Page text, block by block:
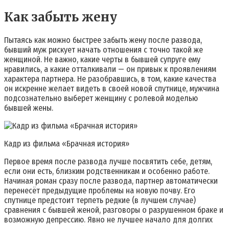
Как забыть жену
Пытаясь как можно быстрее забыть жену после развода,
бывший муж рискует начать отношения с точно такой же
женщиной. Не важно, какие черты в бывшей супруге ему
нравились, а какие отталкивали — он привык к проявлениям
характера партнера. Не разобравшись, в том, какие качества
он искренне желает видеть в своей новой спутнице, мужчина
подсознательно выберет женщину с ролевой моделью
бывшей жены.
Кадр из фильма «Брачная история»
Первое время после развода лучше посвятить себе, детям,
если они есть, близким родственникам и особенно работе.
Начиная роман сразу после развода, партнер автоматически
перенесёт предыдущие проблемы на новую почву. Его
спутнице предстоит терпеть редкие (в лучшем случае)
сравнения с бывшей женой, разговоры о разрушенном браке и
возможную депрессию. Явно не лучшее начало для долгих